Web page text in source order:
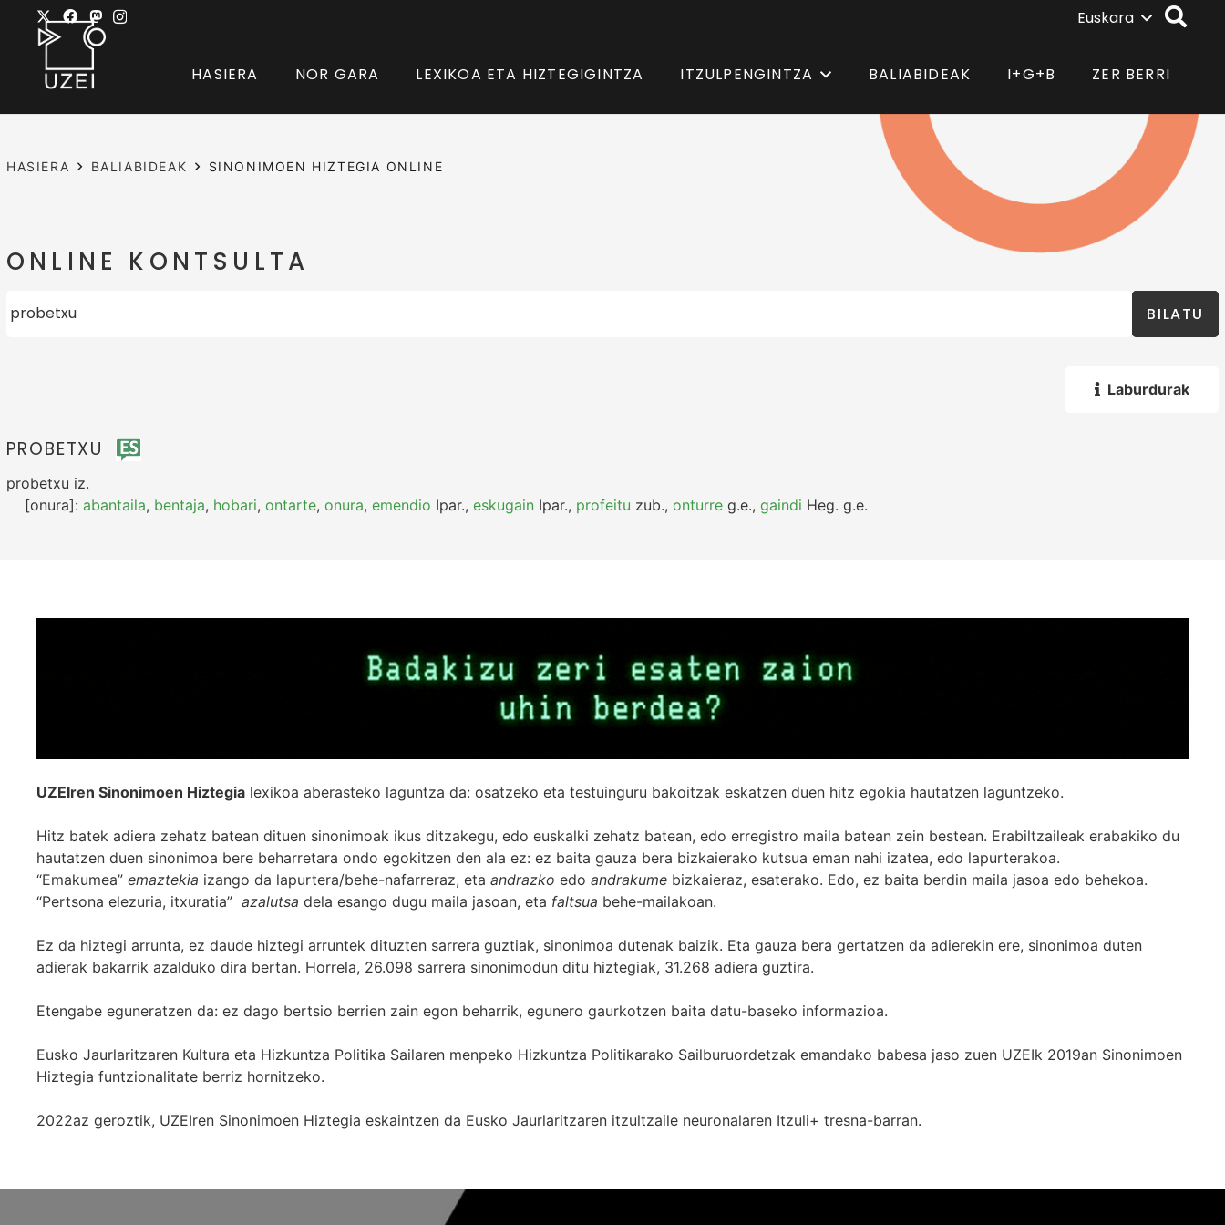
Euskara
HASIERA NOR GARA LEXIKOA ETA HIZTEGIGINTZA ITZULPENGINTZA BALIABIDEAK I+G+B ZER BERRI
HASIERA BALIABIDEAK SINONIMOEN HIZTEGIA ONLINE
ONLINE KONTSULTA
BILATU
Laburdurak
PROBETXU
probetxu iz.
[onura]: abantaila, bentaja, hobari, ontarte, onura, emendio Ipar., eskugain Ipar., profeitu zub., onturre g.e., gaindi Heg. g.e.
UZEIren Sinonimoen Hiztegia lexikoa aberasteko laguntza da: osatzeko eta testuinguru bakoitzak eskatzen duen hitz egokia hautatzen laguntzeko.
Hitz batek adiera zehatz batean dituen sinonimoak ikus ditzakegu, edo euskalki zehatz batean, edo erregistro maila batean zein bestean. Erabiltzaileak erabakiko du
hautatzen duen sinonimoa bere beharretara ondo egokitzen den ala ez: ez baita gauza bera bizkaierako kutsua eman nahi izatea, edo lapurterakoa.
“Emakumea” emaztekia izango da lapurtera/behe-nafarreraz, eta andrazko edo andrakume bizkaieraz, esaterako. Edo, ez baita berdin maila jasoa edo behekoa.
“Pertsona elezuria, itxuratia” azalutsa dela esango dugu maila jasoan, eta faltsua behe-mailakoan.
Ez da hiztegi arrunta, ez daude hiztegi arruntek dituzten sarrera guztiak, sinonimoa dutenak baizik. Eta gauza bera gertatzen da adierekin ere, sinonimoa duten
adierak bakarrik azalduko dira bertan. Horrela, 26.098 sarrera sinonimodun ditu hiztegiak, 31.268 adiera guztira.
Etengabe eguneratzen da: ez dago bertsio berrien zain egon beharrik, egunero gaurkotzen baita datu-baseko informazioa.
Eusko Jaurlaritzaren Kultura eta Hizkuntza Politika Sailaren menpeko Hizkuntza Politikarako Sailburuordetzak emandako babesa jaso zuen UZEIk 2019an Sinonimoen
Hiztegia funtzionalitate berriz hornitzeko.
2022az geroztik, UZEIren Sinonimoen Hiztegia eskaintzen da Eusko Jaurlaritzaren itzultzaile neuronalaren Itzuli+ tresna-barran.